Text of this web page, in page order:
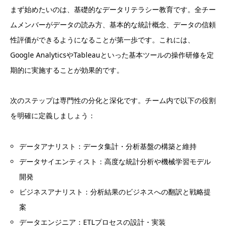
まず始めたいのは、基礎的なデータリテラシー教育です。全チー
ムメンバーがデータの読み方、基本的な統計概念、データの信頼
性評価ができるようになることが第一歩です。これには、
Google AnalyticsやTableauといった基本ツールの操作研修を定
期的に実施することが効果的です。
次のステップは専門性の分化と深化です。チーム内で以下の役割
を明確に定義しましょう：
データアナリスト：データ集計・分析基盤の構築と維持
データサイエンティスト：高度な統計分析や機械学習モデル
開発
ビジネスアナリスト：分析結果のビジネスへの翻訳と戦略提
案
データエンジニア：ETLプロセスの設計・実装